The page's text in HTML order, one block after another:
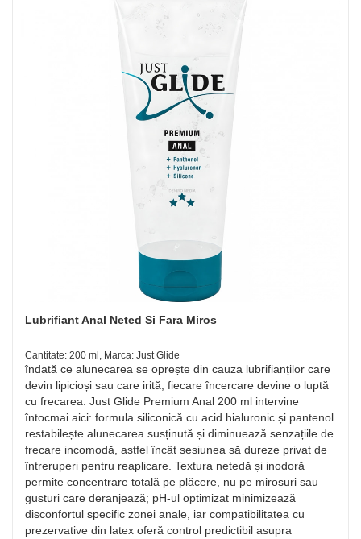
Lubrifiant Anal Neted Si Fara Miros
Cantitate: 200 ml, Marca: Just Glide
îndată ce alunecarea se oprește din cauza lubrifianților care
devin lipicioși sau care irită, fiecare încercare devine o luptă
cu frecarea. Just Glide Premium Anal 200 ml intervine
întocmai aici: formula siliconică cu acid hialuronic și pantenol
restabilește alunecarea susținută și diminuează senzațiile de
frecare incomodă, astfel încât sesiunea să dureze privat de
întreruperi pentru reaplicare. Textura netedă și inodoră
permite concentrare totală pe plăcere, nu pe mirosuri sau
gusturi care deranjează; pH-ul optimizat minimizează
disconfortul specific zonei anale, iar compatibilitatea cu
prezervative din latex oferă control predictibil asupra